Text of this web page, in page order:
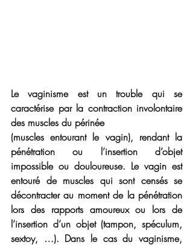
Le vaginisme est un trouble qui se
caractérise par la contraction involontaire
des muscles du périnée
pénétration ou l’insertion d’objet
impossible ou douloureuse. Le vagin est
entouré de muscles qui sont censés se
décontracter au moment de la pénétration
lors des rapports amoureux ou lors de
l’insertion d’un objet (tampon, spéculum,